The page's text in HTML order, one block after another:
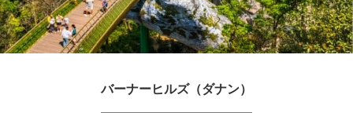
バーナーヒルズ（ダナン）